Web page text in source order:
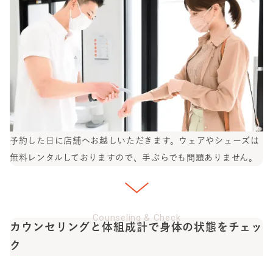
予約した日に店舗へお越しいただきます。ウェアやシューズは
無料レンタルしておりますので、手ぶらでも問題ありません。
Counseling & Check
カウンセリングと体組成計で身体の状態をチェッ
ク